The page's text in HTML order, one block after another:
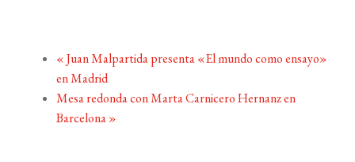
«Juan Malpartida presenta «El mundo como ensayo»
en Madrid
Mesa redonda con Marta Carnicero Hernanz en
Barcelona»